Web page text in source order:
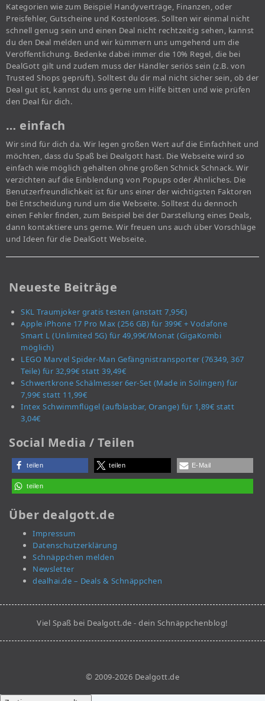
Kategorien wie zum Beispiel Handyverträge, Finanzen, oder
Preisfehler, Gutscheine und Kostenloses. Sollten wir einmal nicht
schnell genug sein und einen Deal nicht rechtzeitig sehen, kannst
du den Deal melden und wir kümmern uns umgehend um die
Veröffentlichung. Bedenke dabei immer die 10% Regel, die bei
DealGott gilt und zudem muss der Händler seriös sein (z.B. von
Trusted Shops geprüft). Solltest du dir mal nicht sicher sein, ob der
Deal gut ist, kannst du uns gerne um Hilfe bitten und wie prüfen
den Deal für dich.
… einfach
Wir sind für dich da. Wir legen großen Wert auf die Einfachheit und
möchten, dass du Spaß bei Dealgott hast. Die Webseite wird so
einfach wie möglich gehalten ohne großen Schnick Schnack. Wir
verzichten auf die Einblendung von Popups oder Ähnliches. Die
Benutzerfreundlichkeit ist für uns einer der wichtigsten Faktoren
bei Entscheidung rund um die Webseite. Solltest du dennoch
einen Fehler finden, zum Beispiel bei der Darstellung eines Deals,
dann kontaktiere uns gerne. Wir freuen uns auch über Vorschläge
und Ideen für die DealGott Webseite.
Neueste Beiträge
SKL Traumjoker gratis testen (anstatt 7,95€)
Apple iPhone 17 Pro Max (256 GB) für 399€ + Vodafone
Smart L (Unlimited 5G) für 49,99€/Monat (GigaKombi
möglich)
LEGO Marvel Spider-Man Gefängnistransporter (76349, 367
Teile) für 32,99€ statt 39,49€
Schwertkrone Schälmesser 6er-Set (Made in Solingen) für
7,99€ statt 11,99€
Intex Schwimmflügel (aufblasbar, Orange) für 1,89€ statt
3,04€
Social Media / Teilen
teilen teilen E-Mail
teilen
Über dealgott.de
Impressum
Datenschutzerklärung
Schnäppchen melden
Newsletter
dealhai.de – Deals & Schnäppchen
Viel Spaß bei Dealgott.de - dein Schnäppchenblog!
© 2009-2026 Dealgott.de